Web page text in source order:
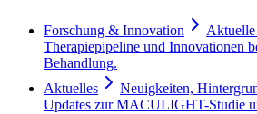
Forschung & Innovation
Aktuelle
Therapiepipeline und Innovationen
Behandlung.
Aktuelles
Neuigkeiten,
Updates zur MACULIGHT-Studie